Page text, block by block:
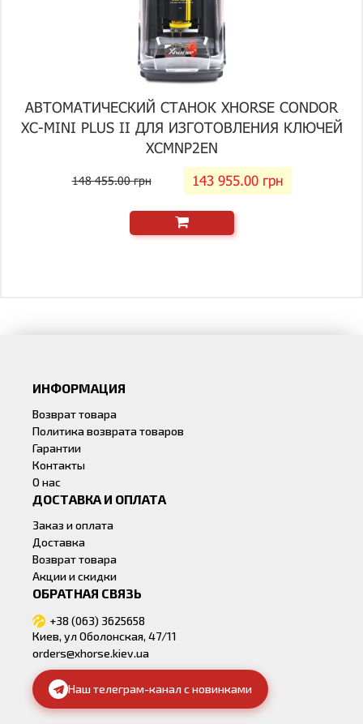
АВТОМАТИЧЕСКИЙ СТАНОК XHORSE CONDOR
XC-MINI PLUS II ДЛЯ ИЗГОТОВЛЕНИЯ КЛЮЧЕЙ
XCMNP2EN
148 455.00 грн 143 955.00 грн
ИНФОРМАЦИЯ
Возврат товара
Политика возврата товаров
Гарантии
Контакты
О нас
ДОСТАВКА И ОПЛАТА
Заказ и оплата
Доставка
Возврат товара
Акции и скидки
ОБРАТНАЯ СВЯЗЬ
+38 (063) 3625658
Киев, ул Оболонская, 47/11
orders@xhorse.kiev.ua
Наш телеграм-канал с новинками